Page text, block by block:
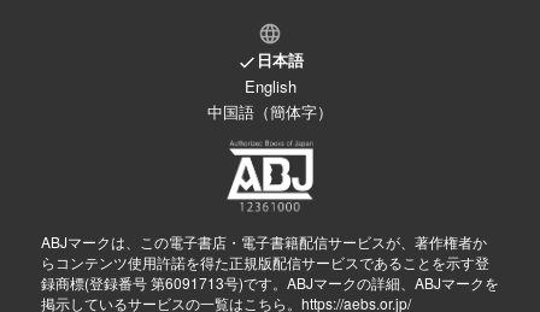
日本語
English
中国語（簡体字）
ABJマークは、この電子書店・電子書籍配信サービスが、著作権者か
らコンテンツ使用許諾を得た正規版配信サービスであることを示す登
録商標(登録番号 第6091713号)です。ABJマークの詳細、ABJマークを
掲示しているサービスの一覧はこちら。 https://aebs.or.jp/